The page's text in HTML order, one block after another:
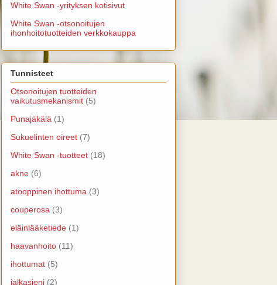
White Swan -yrityksen kotisivut
White Swan -otsonoitujen
ihonhoitotuotteiden verkkokauppa
Tunnisteet
Otsonoitujen tuotteiden
vaikutusmekanismit (5)
Punajäkälä (1)
Sukuelinten oireet (7)
White Swan -tuotteet (18)
akne (6)
atooppinen ihottuma (3)
couperosa (3)
eläinlääketiede (1)
haavanhoito (11)
ihottumat (5)
jalkasieni (2)